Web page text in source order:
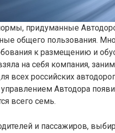
придуманные
общего пользования.
к размещению и
на себя компания,
всех российских
Автодора
всего семь.
и пассажиров,